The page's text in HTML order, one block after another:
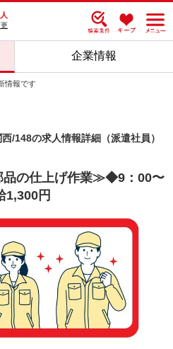
企業情報
情報です
/148の求人情報詳細（派遣社員）
品の仕上げ作業≫◆9：00〜
円